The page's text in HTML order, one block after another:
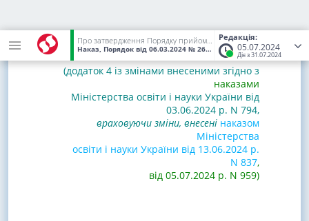
Редакція:
05.07.2024
Діє з 31.07.2024
Про затвердження Порядку прийому на навчання для здобуття вищої освіти в 2024 році
Наказ, Порядок від 06.03.2024 № 266 (Статус:Чинний)
(додаток 4 із змінами внесеними згідно з
наказами
Міністерства освіти і науки України від
03.06.2024 р. N 794,
враховуючи зміни, внесені наказом
Міністерства
освіти і науки України від 13.06.2024 р.
N 837,
від 05.07.2024 р. N 959)